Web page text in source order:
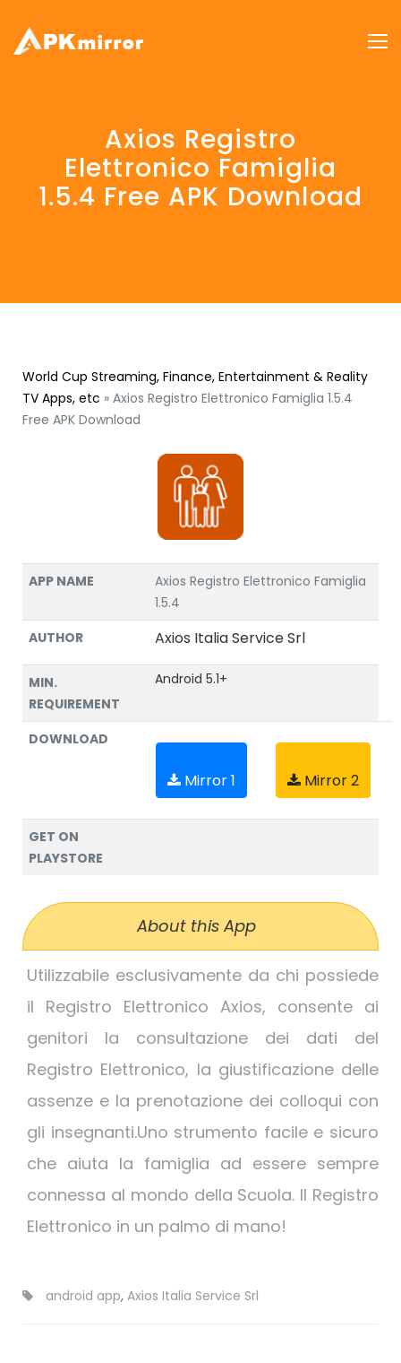
Axios Registro
Elettronico Famiglia
1.5.4 Free APK Download
World Cup Streaming, Finance, Entertainment & Reality
TV Apps, etc » Axios Registro Elettronico Famiglia 1.5.4
Free APK Download
APP NAME
Axios Registro Elettronico Famiglia
1.5.4
AUTHOR
Axios Italia Service Srl
MIN.
REQUIREMENT
Android 5.1+
DOWNLOAD
Mirror 1 Mirror 2
GET ON
PLAYSTORE
About this App
Utilizzabile esclusivamente da chi possiede
il Registro Elettronico Axios, consente ai
genitori la consultazione dei dati del
Registro Elettronico, la giustificazione delle
assenze e la prenotazione dei colloqui con
gli insegnanti.Uno strumento facile e sicuro
che aiuta la famiglia ad essere sempre
connessa al mondo della Scuola. Il Registro
Elettronico in un palmo di mano!
android app, Axios Italia Service Srl